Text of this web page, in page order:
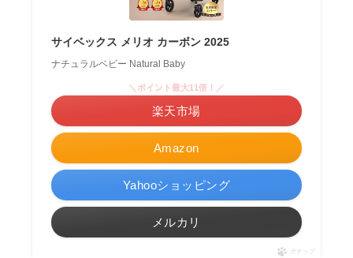
サイベックス メリオ カーボン 2025
ナチュラルベビー Natural Baby
Amazon
＼ポイント最大11倍！／
楽天市場
Yahooショッピング
メルカリ
ポチップ